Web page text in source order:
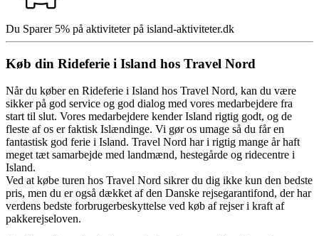
Du Sparer 5% på aktiviteter på island-aktiviteter.dk
Køb din Rideferie i Island hos Travel Nord
Når du køber en Rideferie i Island hos Travel Nord, kan du være
sikker på god service og god dialog med vores medarbejdere fra
start til slut. Vores medarbejdere kender Island rigtig godt, og de
fleste af os er faktisk Islændinge. Vi gør os umage så du får en
fantastisk god ferie i Island. Travel Nord har i rigtig mange år haft
meget tæt samarbejde med landmænd, hestegårde og ridecentre i
Island.
Ved at købe turen hos Travel Nord sikrer du dig ikke kun den bedste
pris, men du er også dækket af den Danske rejsegarantifond, der har
verdens bedste forbrugerbeskyttelse ved køb af rejser i kraft af
pakkerejseloven.